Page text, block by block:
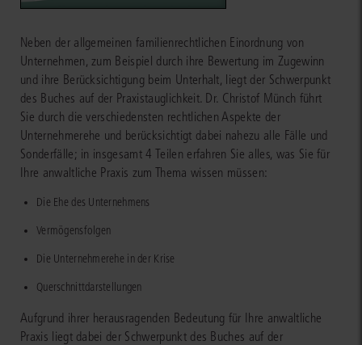
Neben der allgemeinen familienrechtlichen Einordnung von
Unternehmen, zum Beispiel durch ihre Bewertung im Zugewinn
und ihre Berücksichtigung beim Unterhalt, liegt der Schwerpunkt
des Buches auf der Praxistauglichkeit. Dr. Christof Münch führt
Sie durch die verschiedensten rechtlichen Aspekte der
Unternehmerehe und berücksichtigt dabei nahezu alle Fälle und
Sonderfälle; in insgesamt 4 Teilen erfahren Sie alles, was Sie für
Ihre anwaltliche Praxis zum Thema wissen müssen:
Die Ehe des Unternehmens
Vermögensfolgen
Die Unternehmerehe in der Krise
Querschnittdarstellungen
Aufgrund ihrer herausragenden Bedeutung für Ihre anwaltliche
Praxis liegt dabei der Schwerpunkt des Buches auf der